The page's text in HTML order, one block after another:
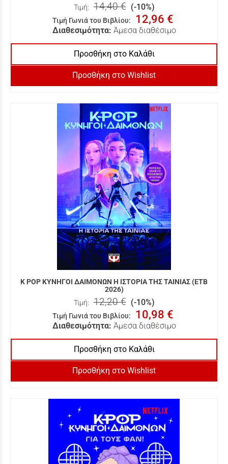
Τιμή: 14,40 € (-10%)
Τιμή Γωνιά του Βιβλίου: 12,96 €
Διαθεσιμότητα: Άμεσα διαθέσιμο
Προσθήκη στο Καλάθι
Προσθήκη στο Wishlist
K POP ΚΥΝΗΓΟΙ ΔΑΙΜΟΝΩΝ Η ΙΣΤΟΡΙΑ ΤΗΣ ΤΑΙΝΙΑΣ (ΕΤΒ
2026)
Τιμή: 12,20 € (-10%)
Τιμή Γωνιά του Βιβλίου: 10,98 €
Διαθεσιμότητα: Άμεσα διαθέσιμο
Προσθήκη στο Καλάθι
Προσθήκη στο Wishlist